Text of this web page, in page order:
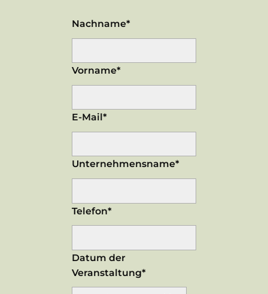
Nachname*
Vorname*
E-Mail*
Unternehmensname*
Telefon*
Datum der
Veranstaltung*